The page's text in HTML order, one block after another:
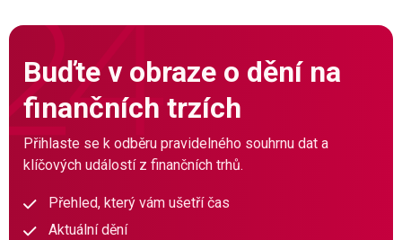
Buďte v obraze o dění na
finančních trzích
Přihlaste se k odběru pravidelného souhrnu dat a
klíčových událostí z finančních trhů.
Přehled, který vám ušetří čas
Aktuální dění